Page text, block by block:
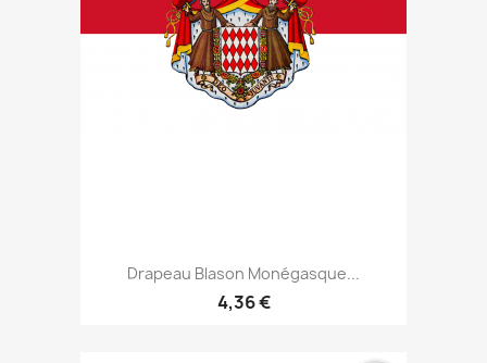
Drapeau Blason Monégasque...
4,36 €